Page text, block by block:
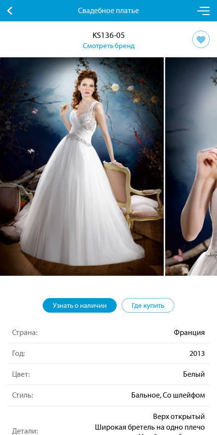
Свадебное платье
KS136-05
Смотреть бренд
Узнать о наличии Где купить
Страна: Франция
Год: 2013
Цвет: Белый
Стиль: Бальное, Со шлейфом
Детали:
Верх открытый
Широкая бретель на одно плечо